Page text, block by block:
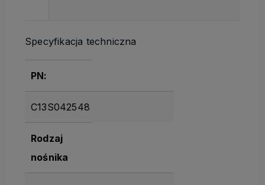
Specyfikacja techniczna
PN:
C13S042548
Rodzaj
nośnika